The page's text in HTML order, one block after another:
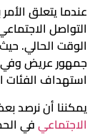
عندما يتعلق الأمر
التواصل
الوقت الحالي.
جمهور عريض وفي
استهداف الفئات
يمكننا أن نرصد
الاجتماعيفي